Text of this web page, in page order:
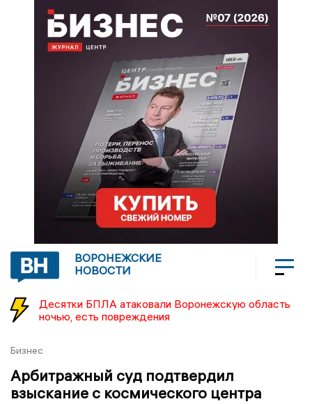
ВОРОНЕЖСКИЕ
НОВОСТИ
Десятки БПЛА атаковали Воронежскую область
ночью, есть повреждения
Бизнес
Арбитражный суд подтвердил
взыскание с космического центра